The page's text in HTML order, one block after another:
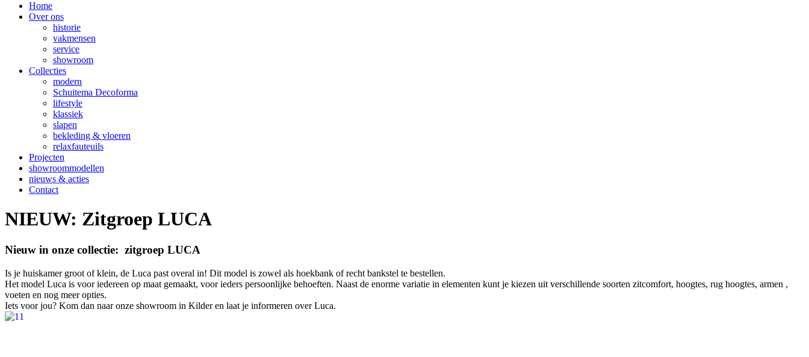
Home
Over ons
historie
vakmensen
service
showroom
Collecties
modern
Schuitema Decoforma
lifestyle
klassiek
slapen
bekleding & vloeren
relaxfauteuils
Projecten
showroommodellen
nieuws & acties
Contact
NIEUW: Zitgroep LUCA
Nieuw in onze collectie: zitgroep LUCA
Is je huiskamer groot of klein, de Luca past overal in! Dit model is zowel als hoekbank of recht bankstel te bestellen.
Het model Luca is voor iedereen op maat gemaakt, voor ieders persoonlijke behoeften. Naast de enorme variatie in elementen kunt je kiezen uit verschillende soorten zitcomfort, hoogtes, rug hoogtes, armen ,
voeten en nog meer opties.
Iets voor jou? Kom dan naar onze showroom in Kilder en laat je informeren over Luca.